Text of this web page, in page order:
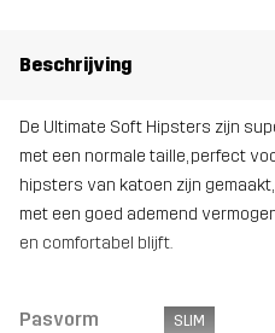
Beschrijving
De Ultimate Soft Hipsters zijn
met een normale taille, perfect
hipsters van katoen zijn
met een goed ademend
en comfortabel blijft.
Pasvorm SLIM